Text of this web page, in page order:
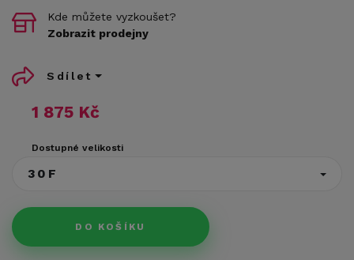
1 875 Kč
Dostupné velikosti
30F
DO KOŠÍKU
Kde můžete vyzkoušet?
Zobrazit prodejny
Sdílet